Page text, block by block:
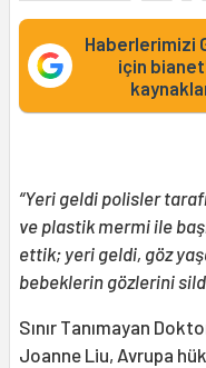
Haberlerimizi
için
“Yeri geldi polisler
ve plastik mermi ile
ettik; yeri geldi, göz
bebeklerin gözlerini
Sınır Tanımayan
Joanne Liu, Avrupa